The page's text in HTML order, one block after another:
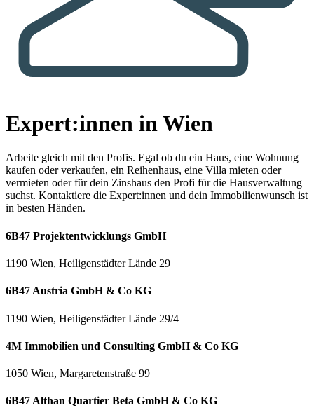
Expert:innen in Wien
Arbeite gleich mit den Profis. Egal ob du ein Haus, eine Wohnung
kaufen oder verkaufen, ein Reihenhaus, eine Villa mieten oder
vermieten oder für dein Zinshaus den Profi für die Hausverwaltung
suchst. Kontaktiere die Expert:innen und dein Immobilienwunsch ist
in besten Händen.
6B47 Projektentwicklungs GmbH
1190 Wien, Heiligenstädter Lände 29
6B47 Austria GmbH & Co KG
1190 Wien, Heiligenstädter Lände 29/4
4M Immobilien und Consulting GmbH & Co KG
1050 Wien, Margaretenstraße 99
6B47 Althan Quartier Beta GmbH & Co KG